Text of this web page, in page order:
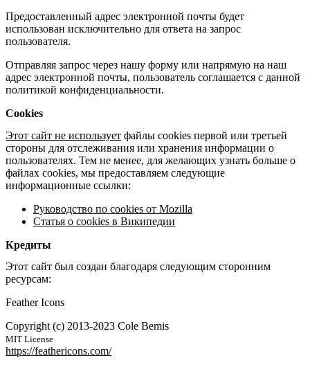
Предоставленный адрес электронной почты будет
использован исключительно для ответа на запрос
пользователя.
Отправляя запрос через нашу форму или напрямую на наш
адрес электронной почты, пользователь соглашается с данной
политикой конфиденциальности.
Cookies
Этот сайт не использует файлы cookies первой или третьей
стороны для отслеживания или хранения информации о
пользователях. Тем не менее, для желающих узнать больше о
файлах cookies, мы предоставляем следующие
информационные ссылки:
Руководство по cookies от Mozilla
Статья о cookies в Википедии
Кредиты
Этот сайт был создан благодаря следующим сторонним
ресурсам:
Feather Icons
Copyright (c) 2013-2023 Cole Bemis
MIT License
https://feathericons.com/